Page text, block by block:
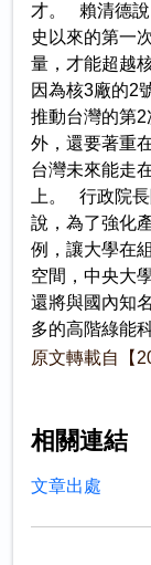
才。 賴清德說
史以來的第一
量，才能超越
因為核3廠的2
推動台灣的第
外，還要著重
台灣未來能走
上。 行政院
說，為了強化
例，讓大學在
空間，中央大
還將與國內知
多的高階綠能
原文轉載自【
相關連結
文章出處